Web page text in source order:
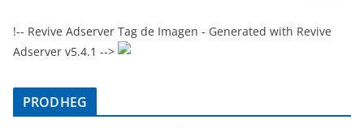
!-- Revive Adserver Tag de Imagen - Generated with Revive
Adserver v5.4.1 -->
PRODHEG